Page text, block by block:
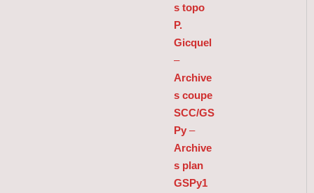
s topo
P.
Gicquel
–
Archive
s coupe
SCC/GS
Py –
Archive
s plan
GSPy1